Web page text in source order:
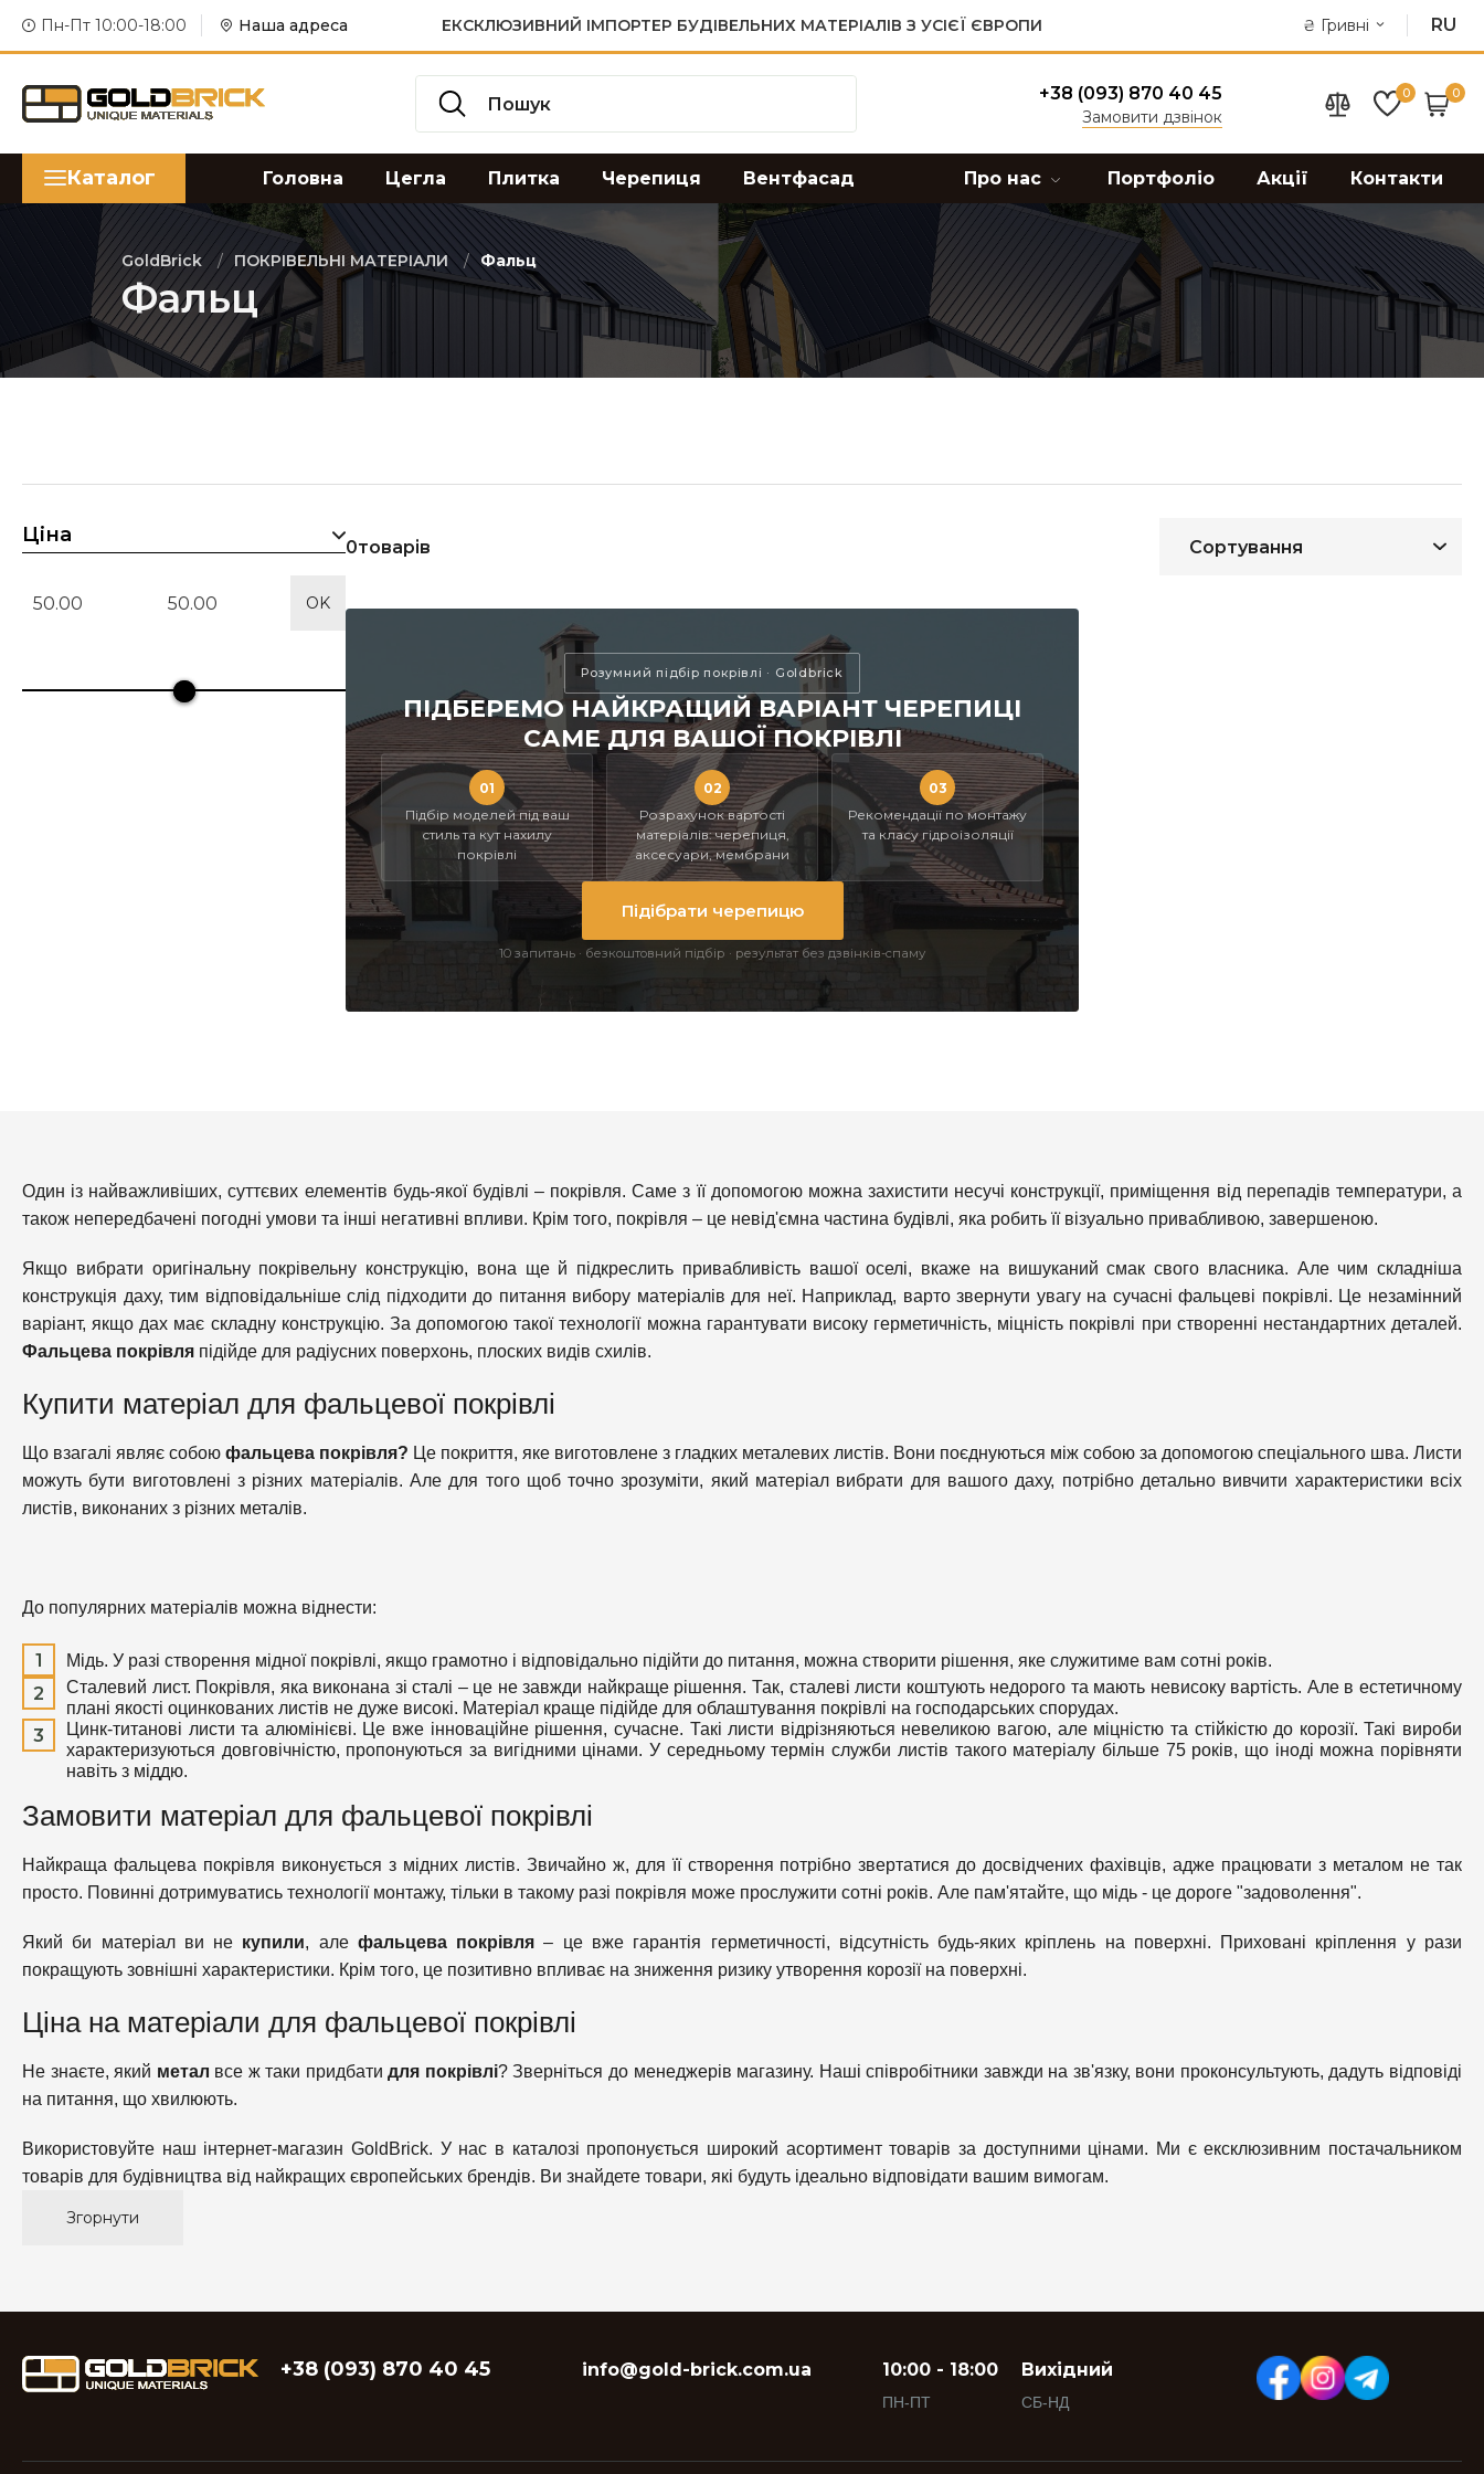
Пн-Пт 10:00-18:00 Наша адреса ЕКСКЛЮЗИВНИЙ ІМПОРТЕР БУДІВЕЛЬНИХ МАТЕРІАЛІВ З УСІЄЇ ЄВРОПИ ₴ Гривні RU
+38 (093) 870 40 45
Замовити дзвінок
0 0
Каталог Головна Цегла Плитка Черепиця Вентфасад Про нас Портфоліо Акції Контакти
GoldBrick ПОКРІВЕЛЬНІ МАТЕРІАЛИ Фальц
Фальц
Ціна
OK
0товарів
Розумний підбір покрівлі · Goldbrick
ПІДБЕРЕМО НАЙКРАЩИЙ ВАРІАНТ ЧЕРЕПИЦІ
САМЕ ДЛЯ ВАШОЇ ПОКРІВЛІ
01
Підбір моделей під ваш
стиль та кут нахилу
покрівлі
02
Розрахунок вартості
матеріалів: черепиця,
аксесуари, мембрани
03
Рекомендації по монтажу
та класу гідроізоляції
Підібрати черепицю
10 запитань · безкоштовний підбір · результат без дзвінків-спаму
Один із найважливіших, суттєвих елементів будь-якої будівлі – покрівля. Саме з її допомогою можна захистити несучі конструкції, приміщення від перепадів температури, а
також непередбачені погодні умови та інші негативні впливи. Крім того, покрівля – це невід'ємна частина будівлі, яка робить її візуально привабливою, завершеною.
Якщо вибрати оригінальну покрівельну конструкцію, вона ще й підкреслить привабливість вашої оселі, вкаже на вишуканий смак свого власника. Але чим складніша
конструкція даху, тим відповідальніше слід підходити до питання вибору матеріалів для неї. Наприклад, варто звернути увагу на сучасні фальцеві покрівлі. Це незамінний
варіант, якщо дах має складну конструкцію. За допомогою такої технології можна гарантувати високу герметичність, міцність покрівлі при створенні нестандартних деталей.
Фальцева покрівля підійде для радіусних поверхонь, плоских видів схилів.
Купити матеріал для фальцевої покрівлі
Що взагалі являє собою фальцева покрівля? Це покриття, яке виготовлене з гладких металевих листів. Вони поєднуються між собою за допомогою спеціального шва. Листи
можуть бути виготовлені з різних матеріалів. Але для того щоб точно зрозуміти, який матеріал вибрати для вашого даху, потрібно детально вивчити характеристики всіх
листів, виконаних з різних металів.
До популярних матеріалів можна віднести:
Мідь. У разі створення мідної покрівлі, якщо грамотно і відповідально підійти до питання, можна створити рішення, яке служитиме вам сотні років.
Сталевий лист. Покрівля, яка виконана зі сталі – це не завжди найкраще рішення. Так, сталеві листи коштують недорого та мають невисоку вартість. Але в естетичному
плані якості оцинкованих листів не дуже високі. Матеріал краще підійде для облаштування покрівлі на господарських спорудах.
Цинк-титанові листи та алюмінієві. Це вже інноваційне рішення, сучасне. Такі листи відрізняються невеликою вагою, але міцністю та стійкістю до корозії. Такі вироби
характеризуються довговічністю, пропонуються за вигідними цінами. У середньому термін служби листів такого матеріалу більше 75 років, що іноді можна порівняти
навіть з міддю.
Замовити матеріал для фальцевої покрівлі
Найкраща фальцева покрівля виконується з мідних листів. Звичайно ж, для її створення потрібно звертатися до досвідчених фахівців, адже працювати з металом не так
просто. Повинні дотримуватись технології монтажу, тільки в такому разі покрівля може прослужити сотні років. Але пам'ятайте, що мідь - це дороге "задоволення".
Який би матеріал ви не купили, але фальцева покрівля– це вже гарантія герметичності, відсутність будь-яких кріплень на поверхні. Приховані кріплення у рази
покращують зовнішні характеристики. Крім того, це позитивно впливає на зниження ризику утворення корозії на поверхні.
Ціна на матеріали для фальцевої покрівлі
Не знаєте, який метал все ж таки придбатидля покрівлі? Зверніться до менеджерів магазину. Наші співробітники завжди на зв'язку, вони проконсультують, дадуть відповіді
на питання, що хвилюють.
Використовуйте наш інтернет-магазин GoldBrick. У нас в каталозі пропонується широкий асортимент товарів за доступними цінами. Ми є ексклюзивним постачальником
товарів для будівництва від найкращих європейських брендів. Ви знайдете товари, які будуть ідеально відповідати вашим вимогам.
Згорнути
+38 (093) 870 40 45 info@gold-brick.com.ua 10:00 - 18:00
ПН-ПТ
Вихідний
СБ-НД